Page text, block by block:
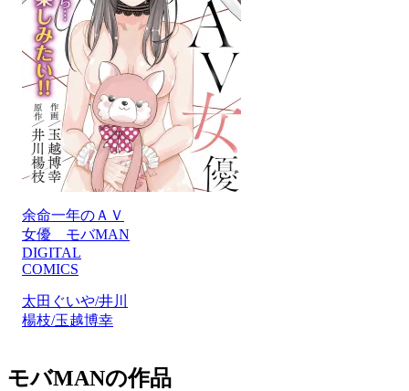
余命一年のＡＶ
女優 モバMAN
DIGITAL
COMICS
太田ぐいや/井川
楊枝/玉越博幸
モバMANの作品